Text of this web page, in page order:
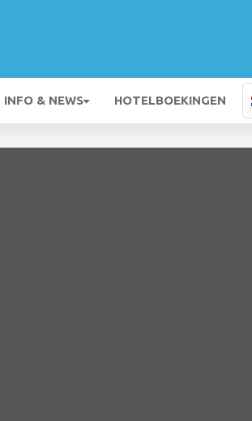
INFO & NEWS HOTELBOEKINGEN